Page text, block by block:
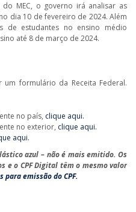
MEC, o governo irá analisar as
dia 10 de fevereiro de 2024. Além
de estudantes no ensino médio
até 8 de março de 2024.
um formulário da Receita Federal.
no país, clique aqui.
no exterior, clique aqui.
aqui.
azul – não é mais emitido. Os
e o CPF Digital têm o mesmo valor
emissão do CPF.